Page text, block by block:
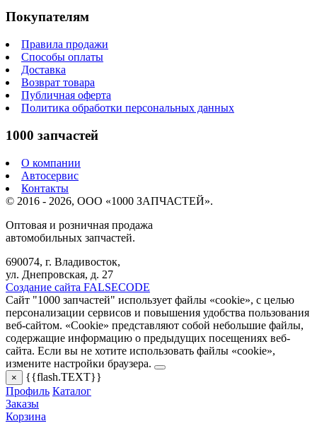
Покупателям
Правила продажи
Способы оплаты
Доставка
Возврат товара
Публичная оферта
Политика обработки персональных данных
1000 запчастей
О компании
Автосервис
Контакты
© 2016 - 2026, ООО «1000 ЗАПЧАСТЕЙ».
Оптовая и розничная продажа
автомобильных запчастей.
690074, г. Владивосток,
ул. Днепровская, д. 27
Создание сайта FALSECODE
Сайт "1000 запчастей" использует файлы «cookie», с целью
персонализации сервисов и повышения удобства пользования
веб-сайтом. «Cookie» представляют собой небольшие файлы,
содержащие информацию о предыдущих посещениях веб-
сайта. Если вы не хотите использовать файлы «cookie»,
измените настройки браузера.
×
{{flash.TEXT}}
Профиль Каталог
Заказы
Корзина